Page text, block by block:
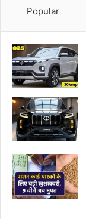
Popular